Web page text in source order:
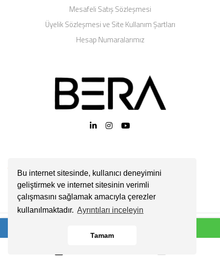
Bu internet sitesinde, kullanıcı deneyimini
geliştirmek ve internet sitesinin verimli
çalışmasını sağlamak amacıyla çerezler
kullanılmaktadır. Ayrıntıları inceleyin
Tamam
Mesafeli Satış Sözleşmesi
Üyelik Sözleşmesi ve Site Kullanım Şartları
Hesap Numaralarımız